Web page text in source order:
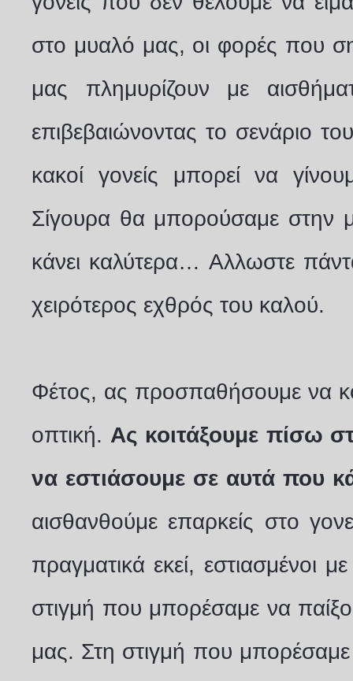
στο μυαλό μας, οι φορές που
μας πλημυρίζουν με
επιβεβαιώνοντας το σενάριο
κακοί γονείς μπορεί να
Σίγουρα θα μπορούσαμε στην
κάνει καλύτερα… Aλλωστε
χειρότερος εχθρός του καλού.
Φέτος, ας προσπαθήσουμε να
οπτική. Ας κοιτάξουμε πίσω
να εστιάσουμε σε αυτά που
αισθανθούμε επαρκείς στο
πραγματικά εκεί,
στιγμή που μπορέσαμε να
μας. Στη στιγμή που